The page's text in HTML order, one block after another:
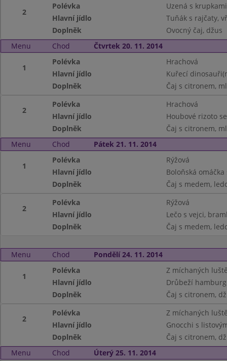
2
Polévka
Uzená s krupkami
Hlavní jídlo
Tuňák s rajčaty,
Doplněk
Ovocný čaj, džus
Menu
Chod Čtvrtek 20. 11. 2014
1
Polévka
Hrachová
Hlavní jídlo
Kuřecí
Doplněk
Čaj s citronem,
2
Polévka
Hrachová
Hlavní jídlo
Houbové rizoto
Doplněk
Čaj s citronem,
Menu
Chod Pátek 21. 11. 2014
1
Polévka
Rýžová
Hlavní jídlo
Boloňská
Doplněk
Čaj s medem,
2
Polévka
Rýžová
Hlavní jídlo
Lečo s vejci,
Doplněk
Čaj s medem,
Menu Chod Pondělí 24. 11. 2014
1
Polévka
Z míchaných
Hlavní jídlo
Drůbeží
Doplněk
Čaj s citronem,
2
Polévka
Z míchaných
Hlavní jídlo
Gnocchi s
Doplněk
Čaj s citronem,
Menu
Chod Úterý 25. 11. 2014